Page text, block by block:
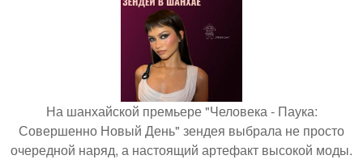
На шанхайской премьере "Человека - Паука:
Совершенно Новый День" зендея выбрала не просто
очередной наряд, а настоящий артефакт высокой моды.